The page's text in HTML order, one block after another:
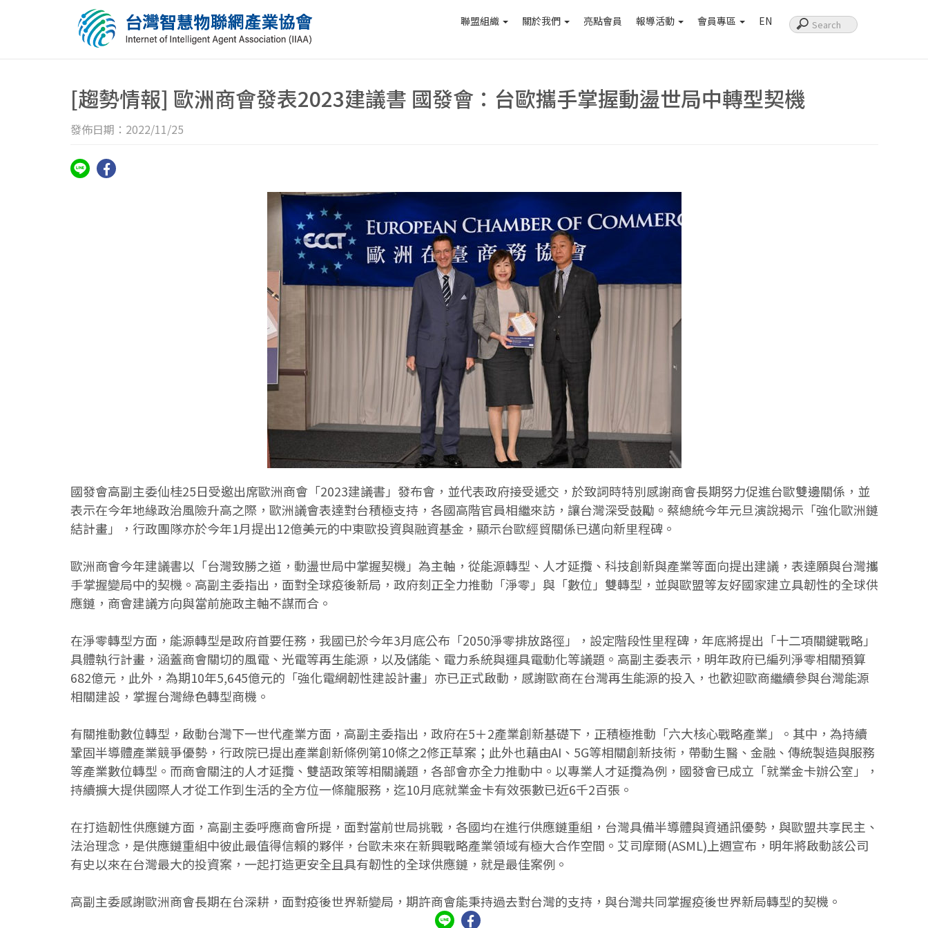
聯盟組織 關於我們 亮點會員 報導活動 會員專區 EN
[趨勢情報] 歐洲商會發表2023建議書 國發會：台歐攜手掌握動盪世局中轉型契機
發佈日期：2022/11/25
國發會高副主委仙桂25日受邀出席歐洲商會「2023建議書」發布會，並代表政府接受遞交，於致詞時特別感謝商會長期努力促進台歐雙邊關係，並
表示在今年地緣政治風險升高之際，歐洲議會表達對台積極支持，各國高階官員相繼來訪，讓台灣深受鼓勵。蔡總統今年元旦演說揭示「強化歐洲鏈
結計畫」，行政團隊亦於今年1月提出12億美元的中東歐投資與融資基金，顯示台歐經貿關係已邁向新里程碑。
歐洲商會今年建議書以「台灣致勝之道，動盪世局中掌握契機」為主軸，從能源轉型、人才延攬、科技創新與產業等面向提出建議，表達願與台灣攜
手掌握變局中的契機。高副主委指出，面對全球疫後新局，政府刻正全力推動「淨零」與「數位」雙轉型，並與歐盟等友好國家建立具韌性的全球供
應鏈，商會建議方向與當前施政主軸不謀而合。
在淨零轉型方面，能源轉型是政府首要任務，我國已於今年3月底公布「2050淨零排放路徑」，設定階段性里程碑，年底將提出「十二項關鍵戰略」
具體執行計畫，涵蓋商會關切的風電、光電等再生能源，以及儲能、電力系統與運具電動化等議題。高副主委表示，明年政府已編列淨零相關預算
682億元，此外，為期10年5,645億元的「強化電網韌性建設計畫」亦已正式啟動，感謝歐商在台灣再生能源的投入，也歡迎歐商繼續參與台灣能源
相關建設，掌握台灣綠色轉型商機。
有關推動數位轉型，啟動台灣下一世代產業方面，高副主委指出，政府在5＋2產業創新基礎下，正積極推動「六大核心戰略產業」。其中，為持續
鞏固半導體產業競爭優勢，行政院已提出產業創新條例第10條之2修正草案；此外也藉由AI、5G等相關創新技術，帶動生醫、金融、傳統製造與服務
等產業數位轉型。而商會關注的人才延攬、雙語政策等相關議題，各部會亦全力推動中。以專業人才延攬為例，國發會已成立「就業金卡辦公室」，
持續擴大提供國際人才從工作到生活的全方位一條龍服務，迄10月底就業金卡有效張數已近6千2百張。
在打造韌性供應鏈方面，高副主委呼應商會所提，面對當前世局挑戰，各國均在進行供應鏈重組，台灣具備半導體與資通訊優勢，與歐盟共享民主、
法治理念，是供應鏈重組中彼此最值得信賴的夥伴，台歐未來在新興戰略產業領域有極大合作空間。艾司摩爾(ASML)上週宣布，明年將啟動該公司
有史以來在台灣最大的投資案，一起打造更安全且具有韌性的全球供應鏈，就是最佳案例。
高副主委感謝歐洲商會長期在台深耕，面對疫後世界新變局，期許商會能秉持過去對台灣的支持，與台灣共同掌握疫後世界新局轉型的契機。